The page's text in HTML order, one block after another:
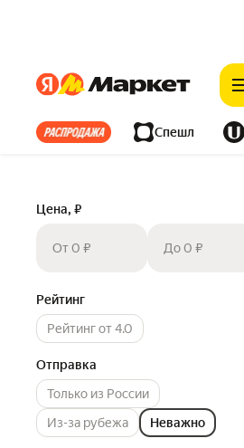
ЯндексЯндекс
Все хиты Спешл
Цена, ₽
От 0 ₽ До 0 ₽
Рейтинг
Рейтинг от 4.0
Отправка
Только из России
Из-за рубежа
Неважно